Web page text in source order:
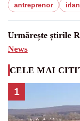
antreprenor
Urmărește știrile
News
CELE MAI
1